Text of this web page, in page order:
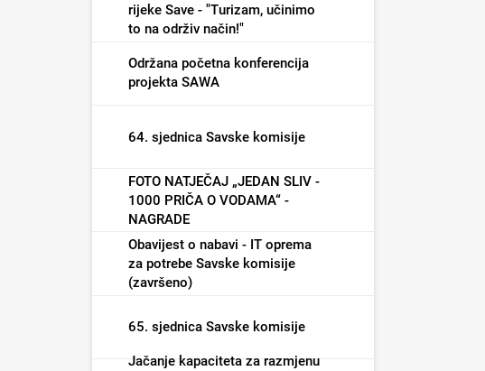
rijeke Save - "Turizam, učinimo
to na održiv način!"
Održana početna konferencija
projekta SAWA
64. sjednica Savske komisije
FOTO NATJEČAJ „JEDAN SLIV -
1000 PRIČA O VODAMA“ -
NAGRADE
Obavijest o nabavi - IT oprema
za potrebe Savske komisije
(završeno)
65. sjednica Savske komisije
Jačanje kapaciteta za razmjenu